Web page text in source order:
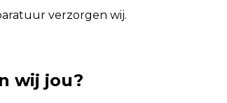
verzorgen wij.
wij jou?